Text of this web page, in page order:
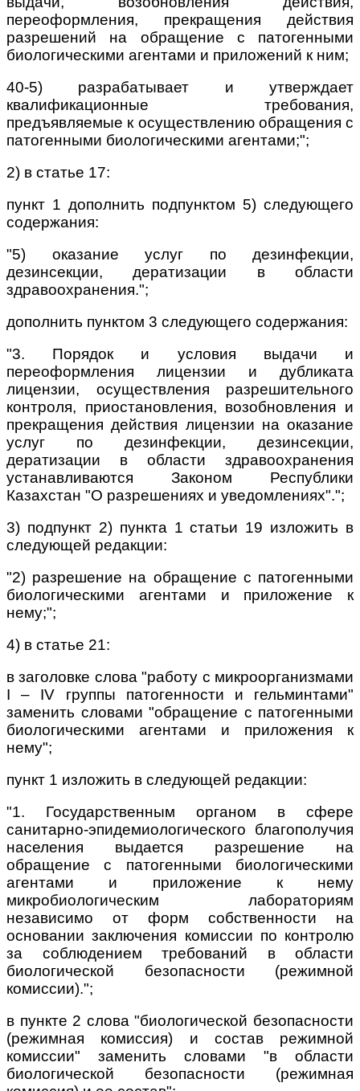
переоформления, прекращения действия
разрешений на обращение с патогенными
биологическими агентами и приложений к ним;
40-5) разрабатывает и утверждает
квалификационные требования,
предъявляемые к осуществлению обращения с
патогенными биологическими агентами;";
2) в статье 17:
пункт 1 дополнить подпунктом 5) следующего
содержания:
"5) оказание услуг по дезинфекции,
дезинсекции, дератизации в области
здравоохранения.";
дополнить пунктом 3 следующего содержания:
"3. Порядок и условия выдачи и
переоформления лицензии и дубликата
лицензии, осуществления разрешительного
контроля, приостановления, возобновления и
прекращения действия лицензии на оказание
услуг по дезинфекции, дезинсекции,
дератизации в области здравоохранения
устанавливаются Законом Республики
Казахстан "О разрешениях и уведомлениях".";
3) подпункт 2) пункта 1 статьи 19 изложить в
следующей редакции:
"2) разрешение на обращение с патогенными
биологическими агентами и приложение к
нему;";
4) в статье 21:
в заголовке слова "работу с микроорганизмами
I – IV группы патогенности и гельминтами"
заменить словами "обращение с патогенными
биологическими агентами и приложения к
нему";
пункт 1 изложить в следующей редакции:
"1. Государственным органом в сфере
санитарно-эпидемиологического благополучия
населения выдается разрешение на
обращение с патогенными биологическими
агентами и приложение к нему
микробиологическим лабораториям
независимо от форм собственности на
основании заключения комиссии по контролю
за соблюдением требований в области
биологической безопасности (режимной
комиссии).";
в пункте 2 слова "биологической безопасности
(режимная комиссия) и состав режимной
комиссии" заменить словами "в области
биологической безопасности (режимная